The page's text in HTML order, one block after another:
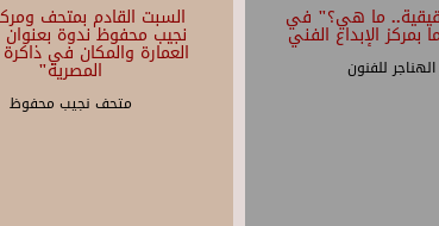
السبت القادم بمتحف
نجيب محفوظ ندوة
العمارة والمكان في ذاكرة
المصرية"
متحف نجيب محفوظ
ما هي؟" في
بمركز الإبداع الفني
للفنون